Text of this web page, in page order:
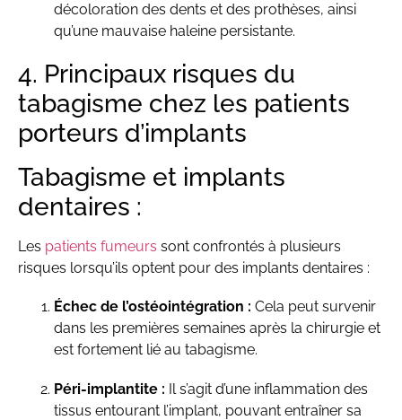
décoloration des dents et des prothèses, ainsi
qu’une mauvaise haleine persistante.
4. Principaux risques du
tabagisme chez les patients
porteurs d’implants
Tabagisme et implants
dentaires :
Les patients fumeurs sont confrontés à plusieurs
risques lorsqu’ils optent pour des implants dentaires :
Échec de l’ostéointégration : Cela peut survenir
dans les premières semaines après la chirurgie et
est fortement lié au tabagisme.
Péri-implantite : Il s’agit d’une inflammation des
tissus entourant l’implant, pouvant entraîner sa